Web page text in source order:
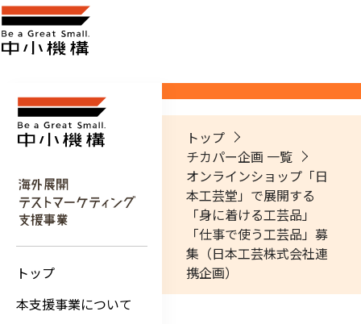
トップ
本支援事業について
トップ
チカパー企画 一覧
オンラインショップ「日
本工芸堂」で展開する
「身に着ける工芸品」
「仕事で使う工芸品」募
集（日本工芸株式会社連
携企画）